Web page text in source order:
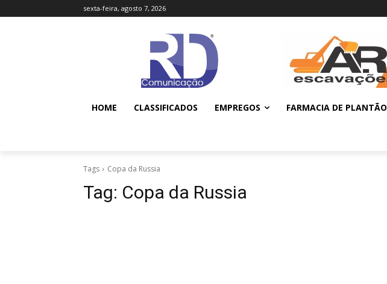
sexta-feira, agosto 7, 2026
HOME CLASSIFICADOS EMPREGOS FARMACIA DE PLANTÃO
Tags Copa da Russia
Tag: Copa da Russia